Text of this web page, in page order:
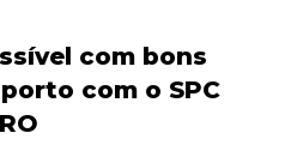
com bons
com o SPC